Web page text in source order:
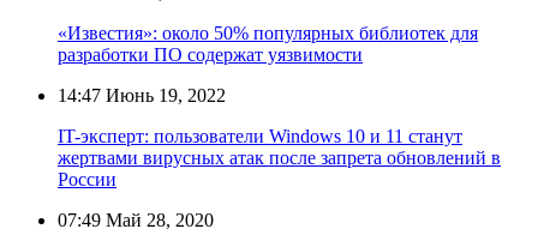
«Известия»: около 50% популярных библиотек для
разработки ПО содержат уязвимости
14:47 Июнь 19, 2022
IT-эксперт: пользователи Windows 10 и 11 станут
жертвами вирусных атак после запрета обновлений в
России
07:49 Май 28, 2020